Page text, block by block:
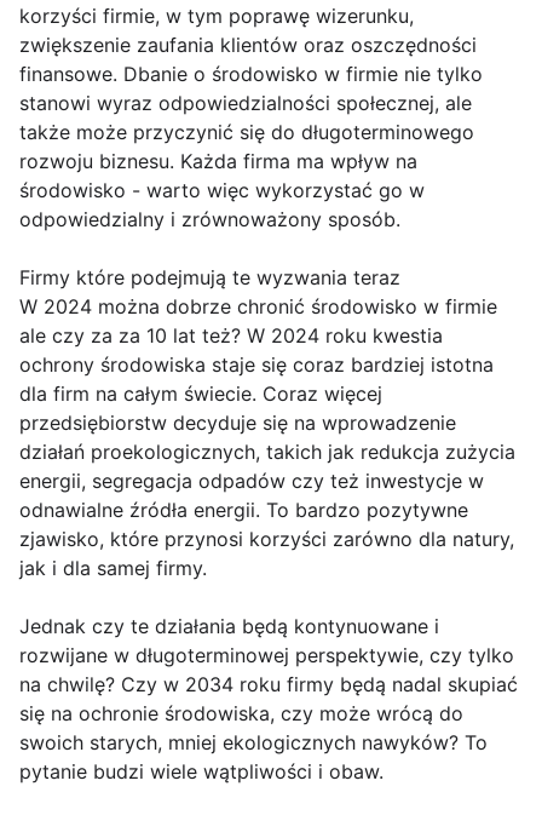
korzyści firmie, w tym poprawę wizerunku,
zwiększenie zaufania klientów oraz oszczędności
finansowe. Dbanie o środowisko w firmie nie tylko
stanowi wyraz odpowiedzialności społecznej, ale
także może przyczynić się do długoterminowego
rozwoju biznesu. Każda firma ma wpływ na
środowisko - warto więc wykorzystać go w
odpowiedzialny i zrównoważony sposób.
Firmy które podejmują te wyzwania teraz
W 2024 można dobrze chronić środowisko w firmie
ale czy za za 10 lat też? W 2024 roku kwestia
ochrony środowiska staje się coraz bardziej istotna
dla firm na całym świecie. Coraz więcej
przedsiębiorstw decyduje się na wprowadzenie
działań proekologicznych, takich jak redukcja zużycia
energii, segregacja odpadów czy też inwestycje w
odnawialne źródła energii. To bardzo pozytywne
zjawisko, które przynosi korzyści zarówno dla natury,
jak i dla samej firmy.
Jednak czy te działania będą kontynuowane i
rozwijane w długoterminowej perspektywie, czy tylko
na chwilę? Czy w 2034 roku firmy będą nadal skupiać
się na ochronie środowiska, czy może wrócą do
swoich starych, mniej ekologicznych nawyków? To
pytanie budzi wiele wątpliwości i obaw.